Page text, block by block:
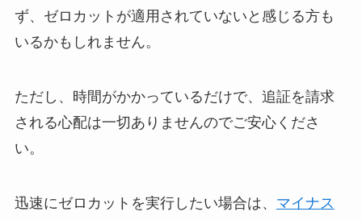
ず、ゼロカットが適用されていないと感じる方も
いるかもしれません。
ただし、時間がかかっているだけで、追証を請求
される心配は一切ありませんのでご安心くださ
い。
迅速にゼロカットを実行したい場合は、 マイナス